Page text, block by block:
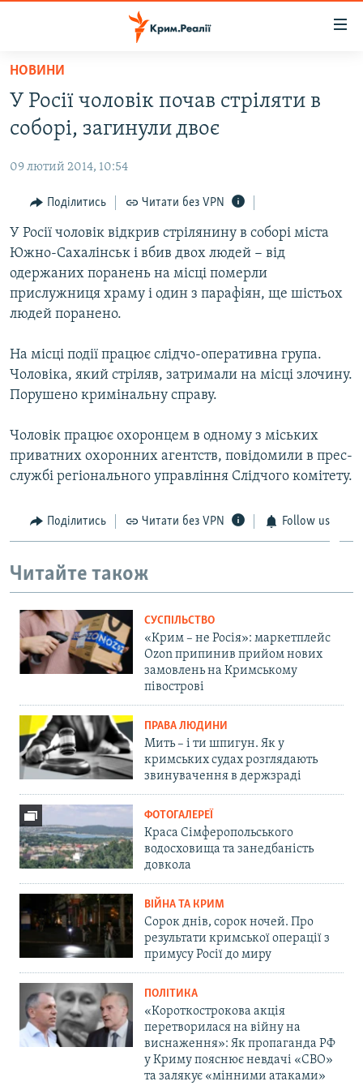
Перейти
основного
матеріалу
Перейти
до
навігації
Перейти
до
пошуку
ВОДА.КРИМ
ВІДЕО ТА ФОТО
ПОЛІТИКА
БЛОГИ
ПОГЛЯД
ІНТЕРВ'Ю
ВСЕ ЗА ДЕНЬ
СПЕЦПРОЕКТИ
ДЕПОРТАЦІЯ
ВІДЕОУРОКИ «ELIFBE»
УКРАЇНСЬКА ПРОБЛЕМА КРИМУ
ІНФОГРАФІКА
ЯК ОБІЙТИ БЛОКУВАННЯ
Русский
ДОЛУЧАЙСЯ!
Усі сайти RFE/RL
НОВИНИ
У Росії чоловік почав стріляти в
соборі, загинули двоє
09 лютий 2014, 10:54
Поділитись Читати без VPN
У Росії чоловік відкрив стрілянину в соборі міста
Южно-Сахалінськ і вбив двох людей − від
одержаних поранень на місці померли
прислужниця храму і один з парафіян, ще шістьох
людей поранено.
На місці події працює слідчо-оперативна група.
Чоловіка, який стріляв, затримали на місці злочину.
Порушено кримінальну справу.
Чоловік працює охоронцем в одному з міських
приватних охоронних агентств, повідомили в прес-
службі регіонального управління Слідчого комітету.
Поділитись Читати без VPN Follow us
Читайте також
СУСПІЛЬСТВО
«Крим – не Росія»: маркетплейс
Ozon припинив прийом нових
замовлень на Кримському
півострові
ПРАВА ЛЮДИНИ
Мить – і ти шпигун. Як у
кримських судах розглядають
звинувачення в держзраді
ФОТОГАЛЕРЕЇ
Краса Сімферопольського
водосховища та занедбаність
довкола
ВІЙНА ТА КРИМ
Сорок днів, сорок ночей. Про
результати кримської операції з
примусу Росії до миру
ПОЛІТИКА
«Короткострокова акція
перетворилася на війну на
виснаження»: Як пропаганда РФ
у Криму пояснює невдачі «СВО»
та залякує «мінними атаками»